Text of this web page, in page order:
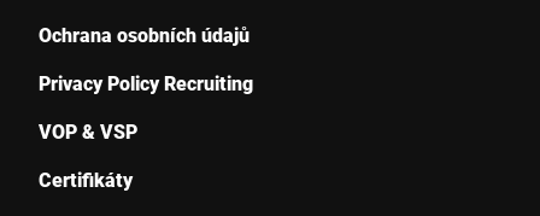
Ochrana osobních údajů
Privacy Policy Recruiting
VOP & VSP
Certifikáty